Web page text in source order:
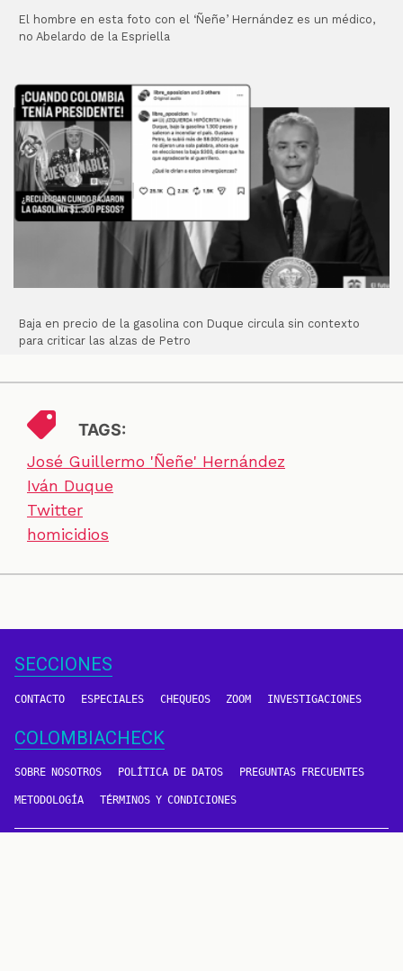
El hombre en esta foto con el ‘Ñeñe’ Hernández es un médico,
no Abelardo de la Espriella
Baja en precio de la gasolina con Duque circula sin contexto
para criticar las alzas de Petro
TAGS:
José Guillermo 'Ñeñe' Hernández
Iván Duque
Twitter
homicidios
SECCIONES
CONTACTO ESPECIALES CHEQUEOS ZOOM INVESTIGACIONES
COLOMBIACHECK
SOBRE NOSOTROS POLÍTICA DE DATOS PREGUNTAS FRECUENTES
METODOLOGÍA TÉRMINOS Y CONDICIONES